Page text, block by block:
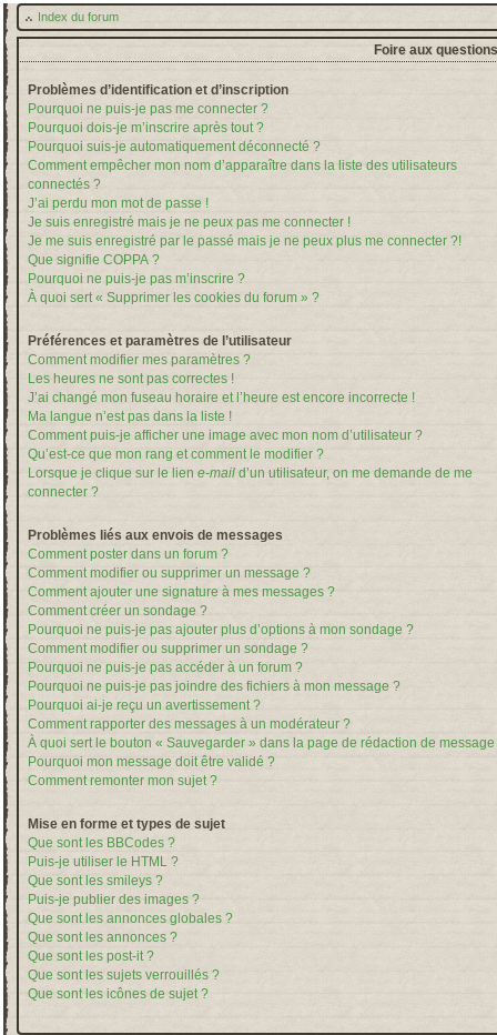
Index du forum
Foire aux
Problèmes d’identification et d’inscription
Pourquoi ne puis-je pas me connecter ?
Pourquoi dois-je m’inscrire après tout ?
Pourquoi suis-je automatiquement déconnecté ?
Comment empêcher mon nom d’apparaître dans la liste des utilisateurs
connectés ?
J’ai perdu mon mot de passe !
Je suis enregistré mais je ne peux pas me connecter !
Je me suis enregistré par le passé mais je ne peux plus me connecter ?!
Que signifie COPPA ?
Pourquoi ne puis-je pas m’inscrire ?
À quoi sert « Supprimer les cookies du forum » ?
Préférences et paramètres de l’utilisateur
Comment modifier mes paramètres ?
Les heures ne sont pas correctes !
J’ai changé mon fuseau horaire et l’heure est encore incorrecte !
Ma langue n’est pas dans la liste !
Comment puis-je afficher une image avec mon nom d’utilisateur ?
Qu’est-ce que mon rang et comment le modifier ?
Lorsque je clique sur le lien e-mail d’un utilisateur, on me demande de me
connecter ?
Problèmes liés aux envois de messages
Comment poster dans un forum ?
Comment modifier ou supprimer un message ?
Comment ajouter une signature à mes messages ?
Comment créer un sondage ?
Pourquoi ne puis-je pas ajouter plus d’options à mon sondage ?
Comment modifier ou supprimer un sondage ?
Pourquoi ne puis-je pas accéder à un forum ?
Pourquoi ne puis-je pas joindre des fichiers à mon message ?
Pourquoi ai-je reçu un avertissement ?
Comment rapporter des messages à un modérateur ?
À quoi sert le bouton « Sauvegarder » dans la page de rédaction de message
Pourquoi mon message doit être validé ?
Comment remonter mon sujet ?
Mise en forme et types de sujet
Que sont les BBCodes ?
Puis-je utiliser le HTML ?
Que sont les smileys ?
Puis-je publier des images ?
Que sont les annonces globales ?
Que sont les annonces ?
Que sont les post-it ?
Que sont les sujets verrouillés ?
Que sont les icônes de sujet ?